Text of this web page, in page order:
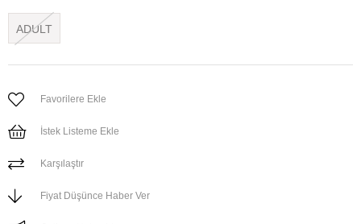
ADULT
Favorilere Ekle
İstek Listeme Ekle
Karşılaştır
Fiyat Düşünce Haber Ver